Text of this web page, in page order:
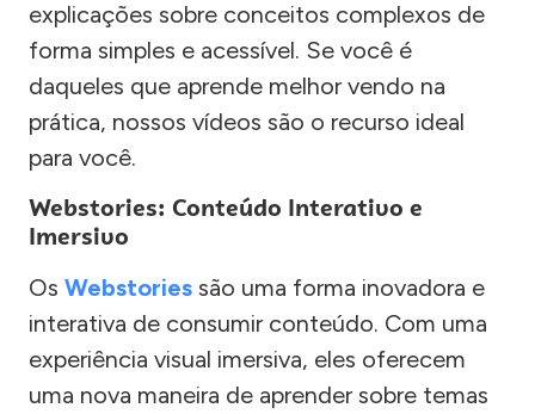
explicações sobre conceitos complexos de
forma simples e acessível. Se você é
daqueles que aprende melhor vendo na
prática, nossos vídeos são o recurso ideal
para você.
Webstories: Conteúdo Interativo e
Imersivo
Os Webstories são uma forma inovadora e
interativa de consumir conteúdo. Com uma
experiência visual imersiva, eles oferecem
uma nova maneira de aprender sobre temas